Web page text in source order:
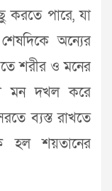
করতে পারে, যা
অন্যের
শরীর ও মনের
মন দখল করে
ব্যস্ত রাখতে
হল শয়তানের